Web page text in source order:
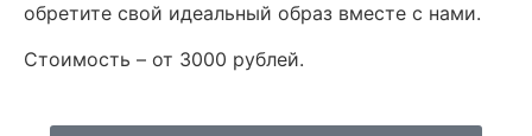
обретите свой идеальный образ вместе с нами.
Стоимость – от 3000 рублей.